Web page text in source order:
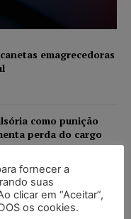
emagrecedoras
como punição
perda do cargo
Alexandre de
Vieira
fornecer a
suas
clicar em “Aceitar”,
os cookies.